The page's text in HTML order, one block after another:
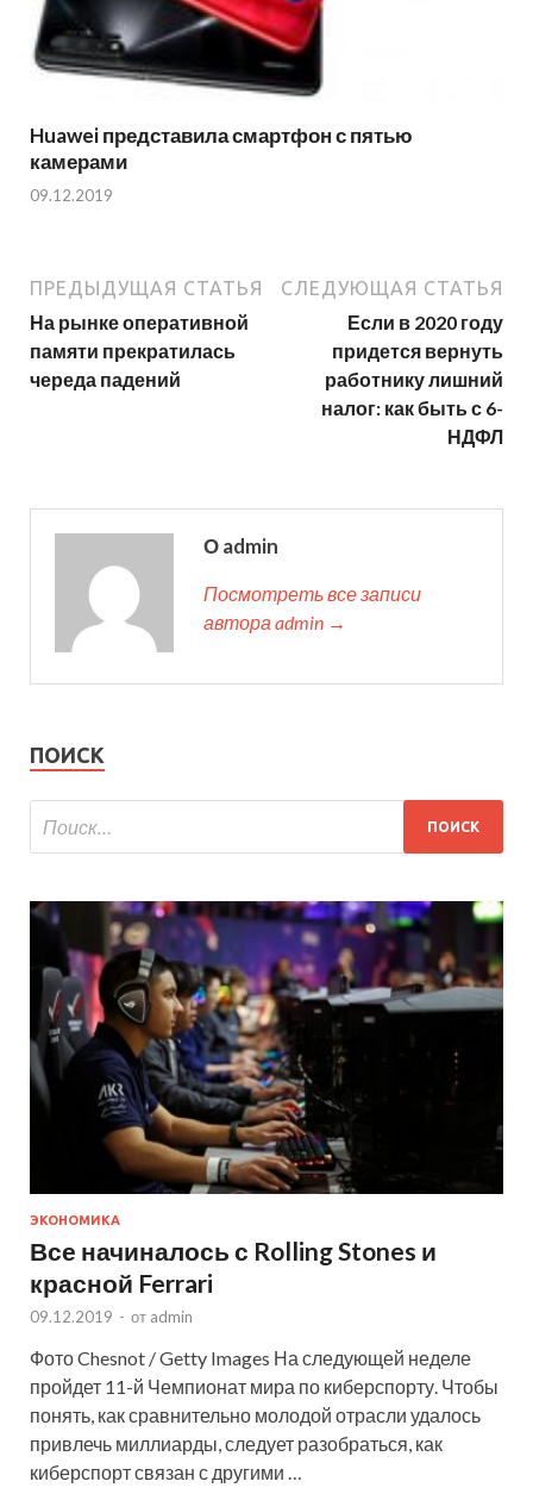
Huawei представила смартфон с пятью
камерами
09.12.2019
ПРЕДЫДУЩАЯ СТАТЬЯ
На рынке оперативной
памяти прекратилась
череда падений
СЛЕДУЮЩАЯ СТАТЬЯ
Если в 2020 году
придется вернуть
работнику лишний
налог: как быть с 6-
НДФЛ
О admin
Посмотреть все записи
автора admin →
ПОИСК
ЭКОНОМИКА
Все начиналось с Rolling Stones и
красной Ferrari
09.12.2019 - от admin
Фото Chesnot / Getty Images На следующей неделе
пройдет 11-й Чемпионат мира по киберспорту. Чтобы
понять, как сравнительно молодой отрасли удалось
привлечь миллиарды, следует разобраться, как
киберспорт связан с другими …